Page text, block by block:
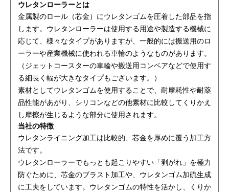
ウレタンローラーとは
金属製のロール（芯金）にウレタンゴムを圧着した部品を指
します。ウレタンローラーは使用する用途や製造する機械に
応じて、様々なタイプがありますが、一般的には搬送用のロ
ーラーや産業機械に使われる車輪のようなものがあります。
（ジェットコースターの車輪や搬送用コンベアなどで使用す
る細長く幅が大きなタイプもございます。）
素材としてウレタンゴムを使用することで、耐摩耗性や耐薬
品性能があがり、シリコンなどの他素材に比較してくりかえ
し摩擦が生じるような部分に使用されます。
当社の特徴
ウレタンライニング加工は比較的、芯金を厚めに覆う加工方
法です。
ウレタンローラーでもっとも起こりやすい「剥がれ」を極力
防ぐために、芯金のブラスト加工や、ウレタンゴム加硫生成
に工夫をしています。ウレタンゴムの特性を活かし、くりか